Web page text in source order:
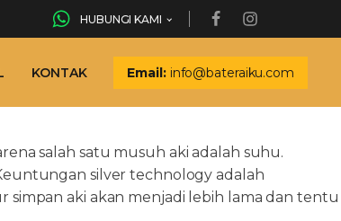
HUBUNGI KAMI
KONTAK Email: info@bateraiku.com
salah satu musuh aki adalah suhu.
silver technology adalah
aki akan menjadi lebih lama dan tentu